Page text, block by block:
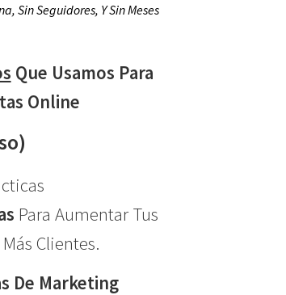
Sin Seguidores, Y Sin Meses
Que Usamos Para
Online
Para Aumentar Tus
Clientes.
De Marketing